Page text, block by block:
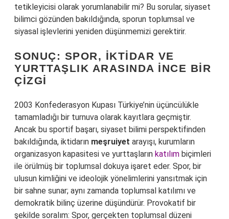
tetikleyicisi olarak yorumlanabilir mi? Bu sorular, siyaset
bilimci gözünden bakıldığında, sporun toplumsal ve
siyasal işlevlerini yeniden düşünmemizi gerektirir.
SONUÇ: SPOR, İKTIDAR VE
YURTTAŞLIK ARASINDA İNCE BIR
ÇIZGI
2003 Konfederasyon Kupası Türkiye’nin üçüncülükle
tamamladığı bir turnuva olarak kayıtlara geçmiştir.
Ancak bu sportif başarı, siyaset bilimi perspektifinden
bakıldığında, iktidarın meşruiyet arayışı, kurumların
organizasyon kapasitesi ve yurttaşların katılım biçimleri
ile örülmüş bir toplumsal dokuya işaret eder. Spor, bir
ulusun kimliğini ve ideolojik yönelimlerini yansıtmak için
bir sahne sunar; aynı zamanda toplumsal katılımı ve
demokratik bilinç üzerine düşündürür. Provokatif bir
şekilde soralım: Spor, gerçekten toplumsal düzeni